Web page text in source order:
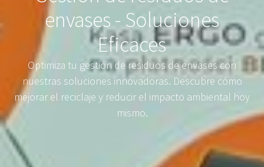
envases - Soluciones
Eficaces
Optimiza tu gestión de residuos de envases con
nuestras soluciones innovadoras. Descubre cómo
mejorar el reciclaje y reducir el impacto ambiental hoy
mismo.